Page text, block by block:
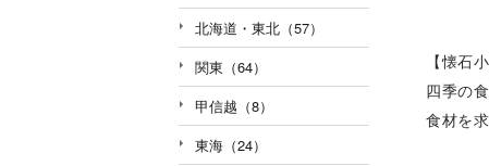
【懐石
四季の
食材を
北海道・東北（57）
関東（64）
甲信越（8）
東海（24）